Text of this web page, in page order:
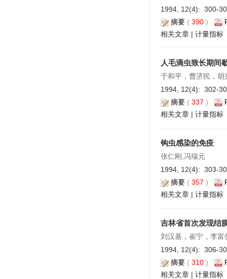
1994, 12(4): 300-
摘要 ( 390 )
相关文章 | 计量指标
人毛滴虫致长期间
于和平，曹济民，胡
1994, 12(4): 302-
摘要 ( 337 )
相关文章 | 计量指标
钩虫感染的免疫
张仁刚,冯瑞元
1994, 12(4): 303-
摘要 ( 357 )
相关文章 | 计量指标
吉林省首次发现结
刘汉基，崔宁，李富
1994, 12(4): 306-
摘要 ( 310 )
相关文章 | 计量指标